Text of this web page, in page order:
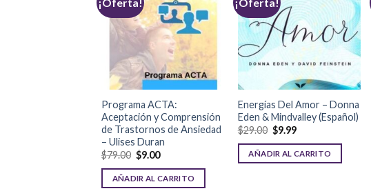
Programa ACTA:
Aceptación y Comprensión
de Trastornos de Ansiedad
– Ulises Duran
$79.00 $9.00
AÑADIR AL CARRITO
Energías Del Amor – Donna
Eden & Mindvalley (Español)
$29.00 $9.99
AÑADIR AL CARRITO